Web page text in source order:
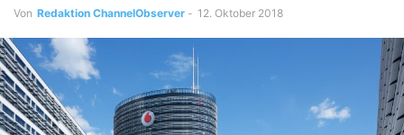
Von Redaktion ChannelObserver - 12. Oktober 2018